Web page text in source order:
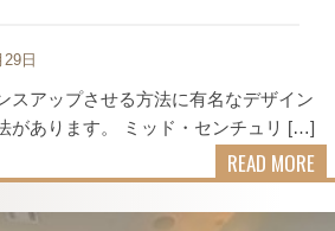
日
スアップさせる方法に有名なデザイン
があります。 ミッド・センチュリ […]
READ MORE